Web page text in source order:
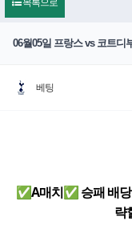
목록으로
06월05일 프랑스 vs 코트디
베팅
✅A매치✅ 승패 배
략